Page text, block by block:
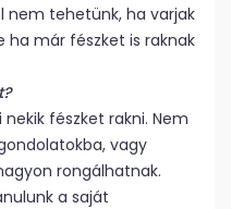
nem tehetünk, ha varjak
ha már fészket is raknak
fészket rakni. Nem
vagy
rongálhatnak.
a saját